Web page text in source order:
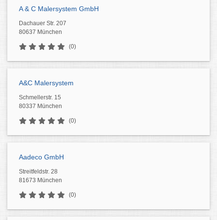
A & C Malersystem GmbH
Dachauer Str. 207
80637 München
(0)
A&C Malersystem
Schmellerstr. 15
80337 München
(0)
Aadeco GmbH
Streitfeldstr. 28
81673 München
(0)